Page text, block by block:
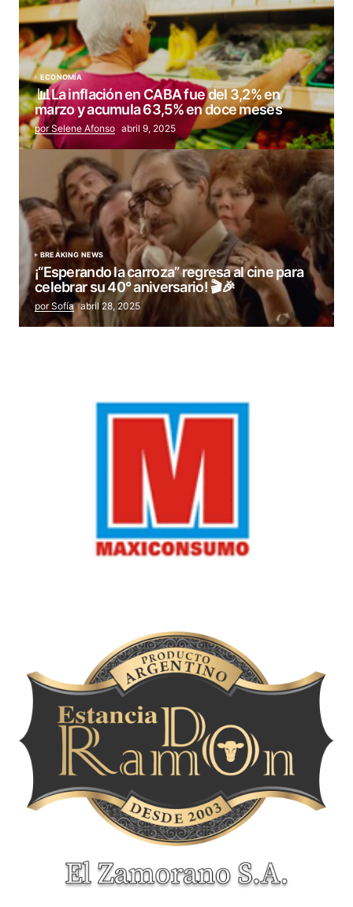
ECONOMÍA
📊La inflación en CABA fue del 3,2% en
marzo y acumula 63,5% en doce meses
por Selene Afonso abril 9, 2025
BREAKING NEWS
¡“Esperando la carroza” regresa al cine para
celebrar su 40° aniversario! 🎬🎉
por Sofía abril 28, 2025